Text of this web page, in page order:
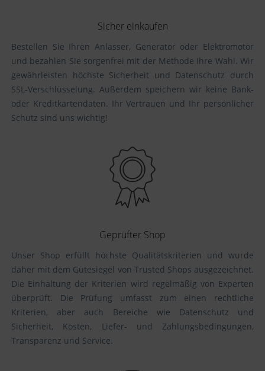
Sicher einkaufen
Bestellen Sie Ihren Anlasser, Generator oder Elektromotor
und bezahlen Sie sorgenfrei mit der Methode Ihre Wahl. Wir
gewährleisten höchste Sicherheit und Datenschutz durch
SSL-Verschlüsselung. Außerdem speichern wir keine Bank-
oder Kreditkartendaten. Ihr Vertrauen und Ihr persönlicher
Schutz sind uns wichtig!
Geprüfter Shop
Unser Shop erfüllt höchste Qualitätskriterien und wurde
daher mit dem Gütesiegel von Trusted Shops ausgezeichnet.
Die Einhaltung der Kriterien wird regelmäßig von Experten
überprüft. Die Prüfung umfasst zum einen rechtliche
Kriterien, aber auch Bereiche wie Datenschutz und
Sicherheit, Kosten, Liefer- und Zahlungsbedingungen,
Transparenz und Service.